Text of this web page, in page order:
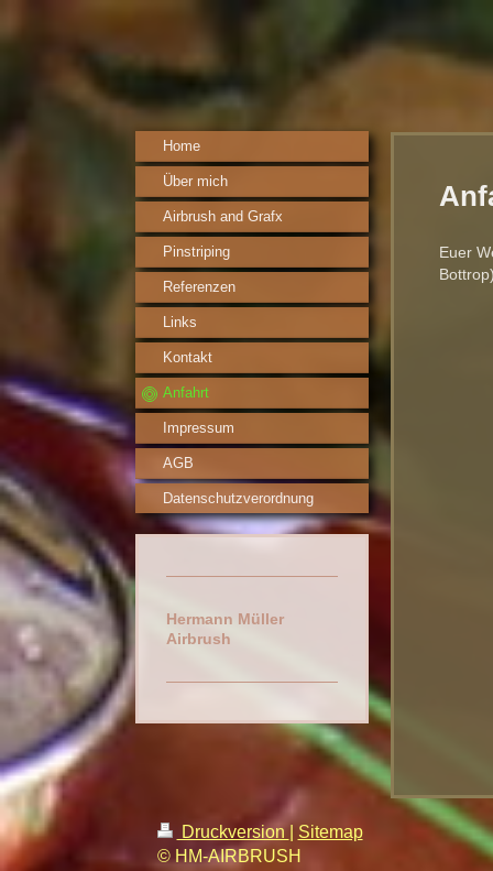
Home
Über mich
Airbrush and Grafx
Pinstriping
Referenzen
Links
Kontakt
Anfahrt
Impressum
AGB
Datenschutzverordnung
Hermann Müller
Airbrush
Euer
Druckversion
Sitemap
© HM-AIRBRUSH